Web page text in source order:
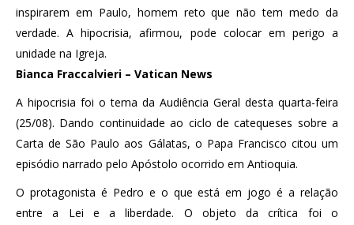
inspirarem em Paulo, homem reto que não tem medo da
verdade. A hipocrisia, afirmou, pode colocar em perigo a
unidade na Igreja.
Bianca Fraccalvieri – Vatican News
A hipocrisia foi o tema da Audiência Geral desta quarta-feira
(25/08). Dando continuidade ao ciclo de catequeses sobre a
Carta de São Paulo aos Gálatas, o Papa Francisco citou um
episódio narrado pelo Apóstolo ocorrido em Antioquia.
O protagonista é Pedro e o que está em jogo é a relação
entre a Lei e a liberdade. O objeto da crítica foi o